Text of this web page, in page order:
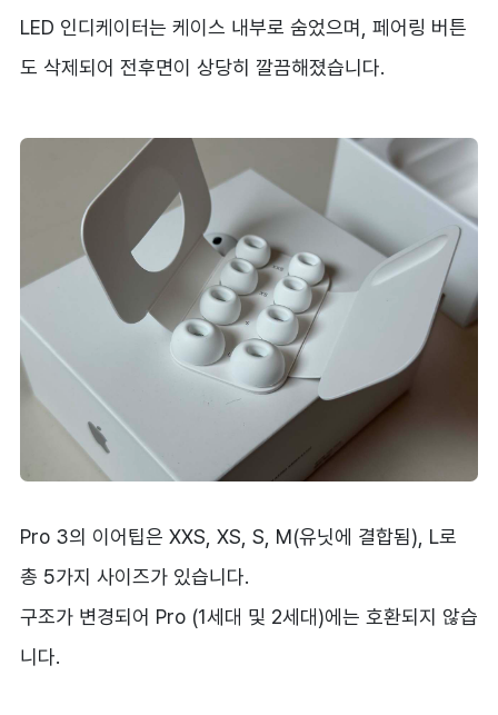
LED 인디케이터는 케이스 내부로 숨었으며, 페어링 버튼
도 삭제되어 전후면이 상당히 깔끔해졌습니다.
Pro 3의 이어팁은 XXS, XS, S, M(유닛에 결합됨), L로
총 5가지 사이즈가 있습니다.
구조가 변경되어 Pro (1세대 및 2세대)에는 호환되지 않습
니다.